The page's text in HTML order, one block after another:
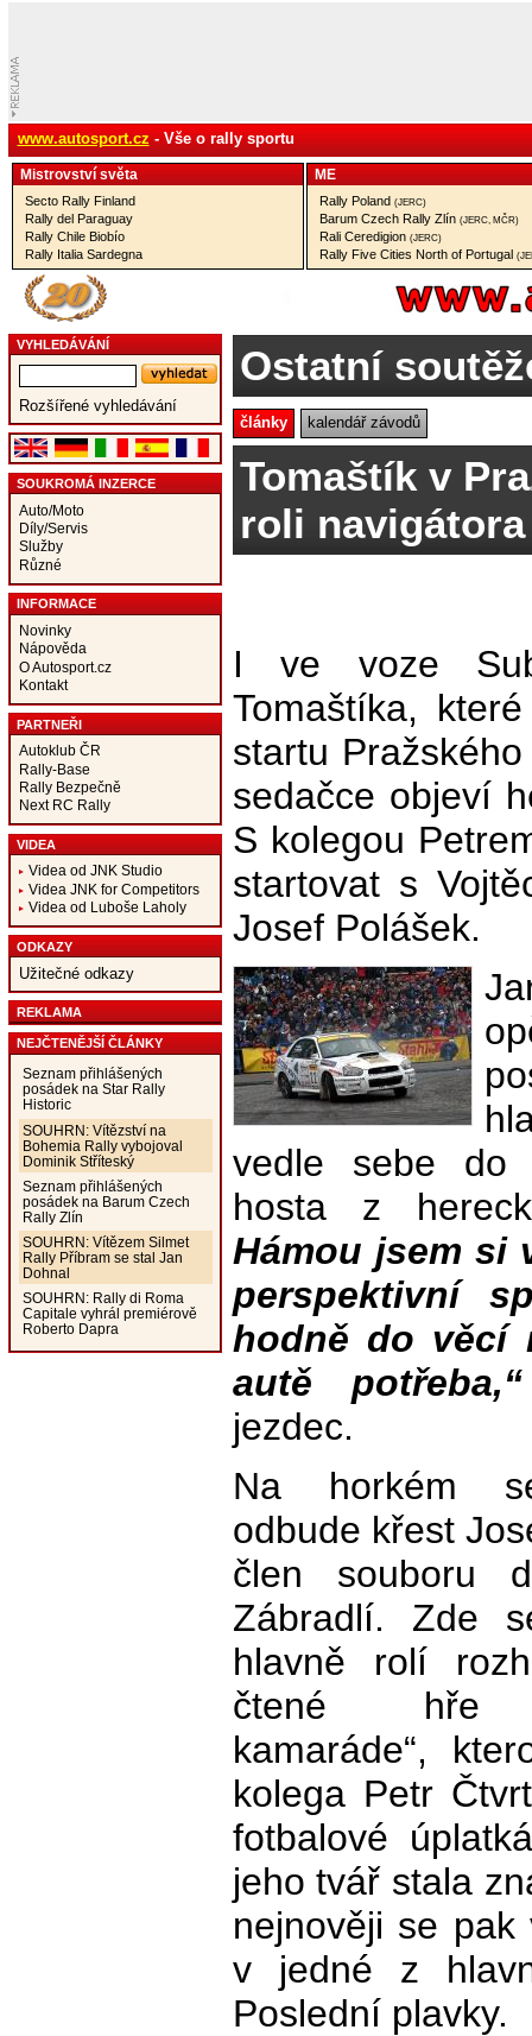
www.autosport.cz - Vše o rally sportu
Mistrovství­ světa
Secto Rally Finland
Rally del Paraguay
Rally Chile Biobío
Rally Italia Sardegna
ME
Rally Poland (JERC)
Barum Czech Rally Zlín (JERC, MČR)
Rali Ceredigion (JERC)
Rally Five Cities North of Portugal
VYHLEDÁVÁNÍ
Rozšířené vyhledávání
SOUKROMÁ INZERCE
Auto/Moto
Díly/Servis
Služby
Různé
INFORMACE
Novinky
Nápověda
O Autosport.cz
Kontakt
PARTNEŘI
Autoklub ČR
Rally-Base
Rally Bezpečně
Next RC Rally
VIDEA
Videa od JNK Studio
Videa JNK for Competitors
Videa od Luboše Laholy
ODKAZY
Užitečné odkazy
REKLAMA
NEJČTENĚJŠÍ ČLÁNKY
Seznam přihlášených
posádek na Star Rally
Historic
SOUHRN: Vítězství na
Bohemia Rally vybojoval
Dominik Stříteský
Seznam přihlášených
posádek na Barum Czech
Rally Zlín
SOUHRN: Vítězem Silmet
Rally Příbram se stal Jan
Dohnal
SOUHRN: Rally di Roma
Capitale vyhrál premiérově
Roberto Dapra
Ostatní
články kalendář závodů
Tomaštík v
roli navigátora
I ve voze
Tomaštíka,
startu
sedačce objeví
S kolegou
startovat s
Josef Polášek.
vedle sebe do
hosta z
Hámou jsem si
perspektivní
hodně do věcí
autě potřeba,“
jezdec.
Na horkém
odbude křest
člen souboru
Zábradlí. Zde
hlavně rolí
čtené hře
kamaráde“,
kolega Petr
fotbalové
jeho tvář stala
nejnověji se pak
v jedné z
Poslední plavky.